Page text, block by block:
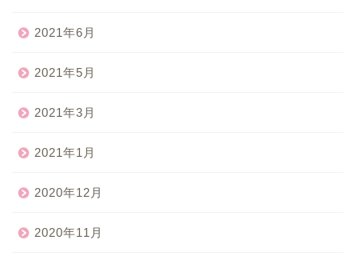
2021年6月
2021年5月
2021年3月
2021年1月
2020年12月
2020年11月